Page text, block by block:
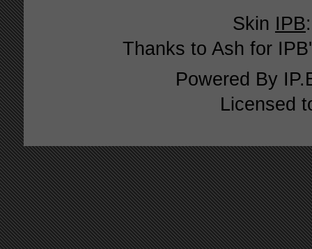
Skin IPB
Thanks to Ash for
Powered By
Licensed